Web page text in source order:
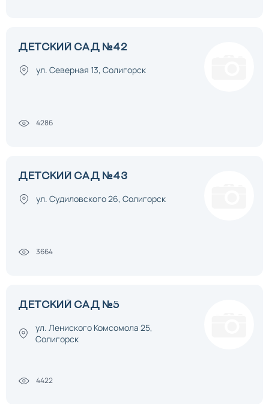
ДЕТСКИЙ САД №42
ул. Северная 13, Солигорск
4286
ДЕТСКИЙ САД №43
ул. Судиловского 26, Солигорск
3664
ДЕТСКИЙ САД №5
ул. Лениского Комсомола 25,
Солигорск
4422